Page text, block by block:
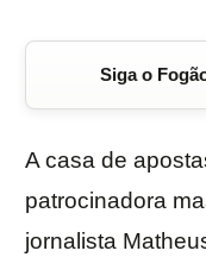
Siga o
A casa de
patrocinadora
jornalista